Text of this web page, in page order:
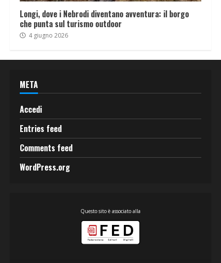
Longi, dove i Nebrodi diventano avventura: il borgo
che punta sul turismo outdoor
4 giugno 2026
META
Accedi
Entries feed
Comments feed
WordPress.org
Questo sito è associato alla